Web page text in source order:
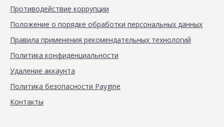
Противодействие коррупции
Положение о порядке обработки персональных данных
Правила применения рекомендательных технологий
Политика конфиденциальности
Удаление аккаунта
Политика безопасности Paygine
Контакты